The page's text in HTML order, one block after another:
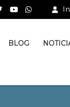
BLOG